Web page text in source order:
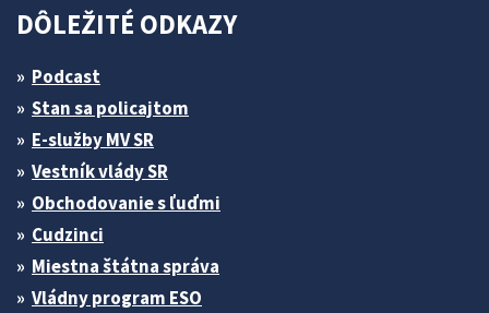
DÔLEŽITÉ ODKAZY
Podcast
Stan sa policajtom
E-služby MV SR
Vestník vlády SR
Obchodovanie s ľuďmi
Cudzinci
Miestna štátna správa
Vládny program ESO